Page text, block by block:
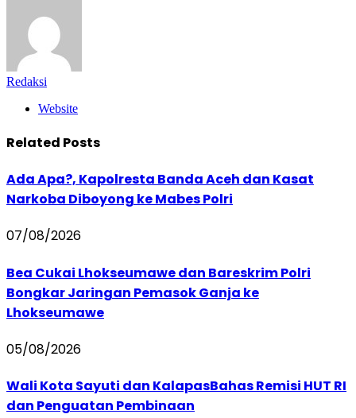
Redaksi
Website
Related Posts
Ada Apa?, Kapolresta Banda Aceh dan Kasat
Narkoba Diboyong ke Mabes Polri
07/08/2026
Bea Cukai Lhokseumawe dan Bareskrim Polri
Bongkar Jaringan Pemasok Ganja ke
Lhokseumawe
05/08/2026
Wali Kota Sayuti dan KalapasBahas Remisi HUT RI
dan Penguatan Pembinaan